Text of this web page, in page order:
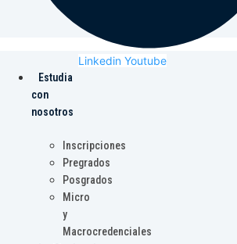
Linkedin Youtube
Estudia
con
nosotros
Inscripciones
Pregrados
Posgrados
Micro
y
Macrocredenciales